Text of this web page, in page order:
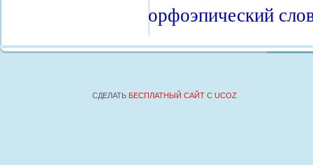
орфоэпический
СДЕЛАТЬ БЕСПЛАТНЫЙ САЙТ С UCOZ